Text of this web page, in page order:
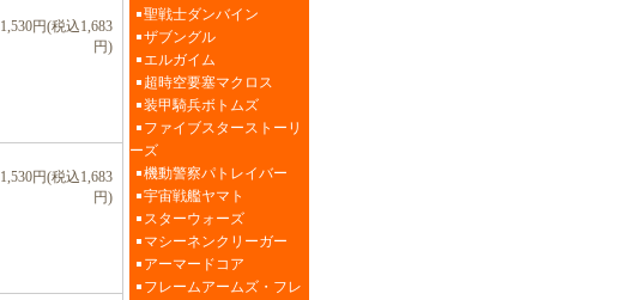
1,530円(税込1,683
円)
1,530円(税込1,683
円)
聖戦士ダンバイン
ザブングル
エルガイム
超時空要塞マクロス
装甲騎兵ボトムズ
ファイブスターストーリ
ーズ
機動警察パトレイバー
宇宙戦艦ヤマト
スターウォーズ
マシーネンクリーガー
アーマードコア
フレームアームズ・フレ